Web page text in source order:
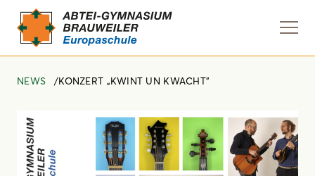
NEWS KONZERT „KWINT UN KWACHT"